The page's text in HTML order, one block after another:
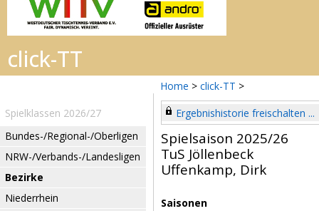
Home > click-TT >
Spielklassen 2026/27
Bundes-/Regional-/Oberligen
NRW-/Verbands-/Landesligen
Bezirke
Niederrhein
Ergebnishistorie freischalten ...
Spielsaison 2025/26
TuS Jöllenbeck
Uffenkamp, Dirk
Saisonen